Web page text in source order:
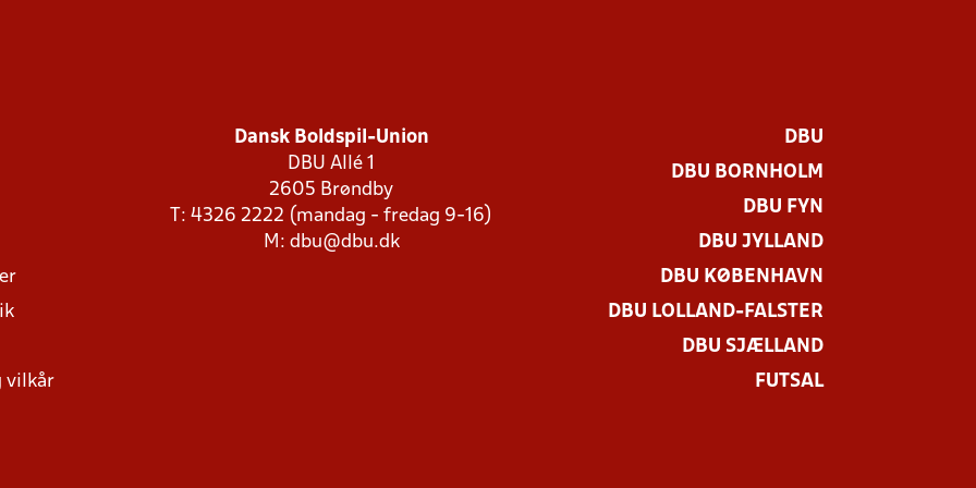
vilkår
Dansk Boldspil-Union
DBU Allé 1
2605 Brøndby
T: 4326 2222 (mandag - fredag 9-16)
M: dbu@dbu.dk
DBU
DBU BORNHOLM
DBU FYN
DBU JYLLAND
DBU KØBENHAVN
DBU LOLLAND-FALSTER
DBU SJÆLLAND
FUTSAL